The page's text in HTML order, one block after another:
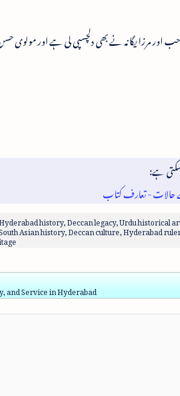
اور مرزا یگانہ نے بھی دلچسپی لی ہے اور
ہے:
حالات - تعارف کتاب
history, Deccan legacy, Urdu historical
Asian history, Deccan culture, Hyderabad
and Service in Hyderabad